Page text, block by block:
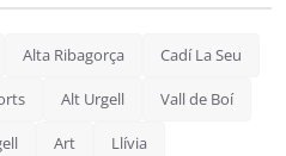
Alta Ribagorça Cadí La Seu
Alt Urgell Vall de Boí
Art Llívia